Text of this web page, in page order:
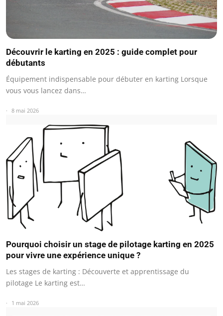
Découvrir le karting en 2025 : guide complet pour
débutants
Équipement indispensable pour débuter en karting Lorsque
vous vous lancez dans…
8 mai 2026
Pourquoi choisir un stage de pilotage karting en 2025
pour vivre une expérience unique ?
Les stages de karting : Découverte et apprentissage du
pilotage Le karting est…
1 mai 2026